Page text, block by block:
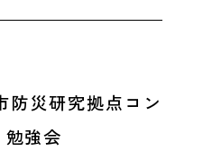
防災研究拠点コン
勉強会